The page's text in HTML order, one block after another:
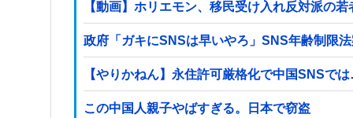
【動画】ホリエモン、移民受け入れ反対派の
政府「ガキにSNSは早いやろ」SNS年齢制限
【やりかねん】永住許可厳格化で中国SNSで
この中国人親子やばすぎる。日本で窃盗